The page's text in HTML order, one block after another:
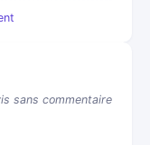
sans commentaire